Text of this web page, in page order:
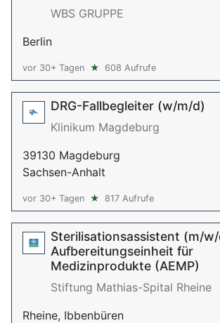
WBS GRUPPE
Berlin
vor 30+ Tagen ★ 608 Aufrufe
DRG-Fallbegleiter (w/m/d)
Klinikum Magdeburg
39130 Magdeburg
Sachsen-Anhalt
vor 30+ Tagen ★ 817 Aufrufe
Sterilisationsassistent (m/
Aufbereitungseinheit für
Medizinprodukte (AEMP)
Stiftung Mathias-Spital Rheine
Rheine, Ibbenbüren